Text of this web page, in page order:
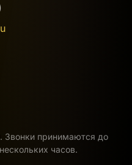
Звонки принимаются до
часов.